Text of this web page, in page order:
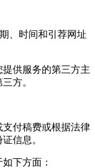
、时间和引荐网址
供服务的第三方主
方。
付稿费或根据法律
信息。
下方面：